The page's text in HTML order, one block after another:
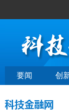
要闻 创